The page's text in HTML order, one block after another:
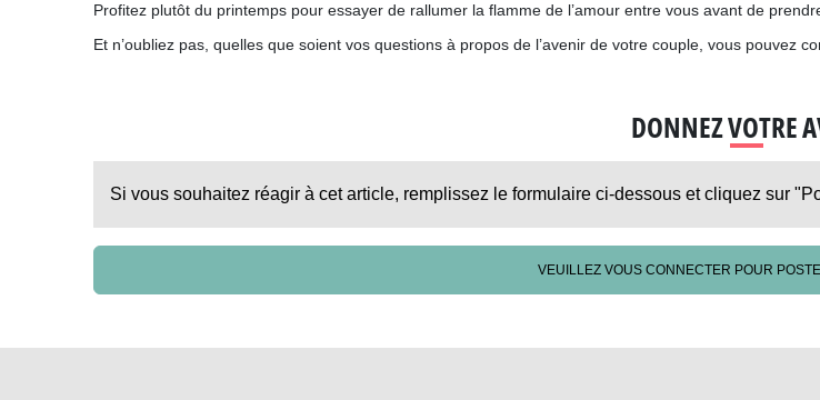
Profitez plutôt du printemps pour essayer de rallumer la flamme de l’amour entre vous avant de
Et n’oubliez pas, quelles que soient vos questions à propos de l’avenir de votre couple, vous pouvez
DONNEZ VOTRE
Si vous souhaitez réagir à cet article, remplissez le formulaire ci-dessous et cliquez sur
VEUILLEZ VOUS CONNECTER POUR